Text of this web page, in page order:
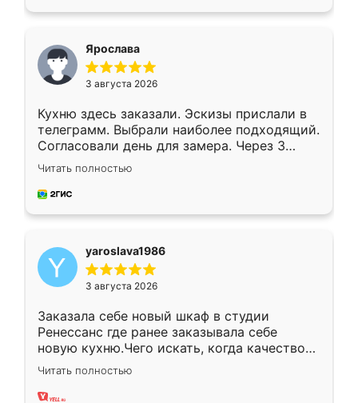
Ярослава
3 августа 2026
Кухню здесь заказали. Эскизы прислали в
телеграмм. Выбрали наиболее подходящий.
Согласовали день для замера. Через 3
недели кухня была уже готова. Остались
довольны работой. Спасибо Ренессанс
мебель за качественную работу!
Читать полностью
yaroslava1986
3 августа 2026
Заказала себе новый шкаф в студии
Ренессанс где ранее заказывала себе
новую кухню.Чего искать, когда качеством
вполне довольна. Служит кухня уже почти
два года, нареканий нет.
Читать полностью